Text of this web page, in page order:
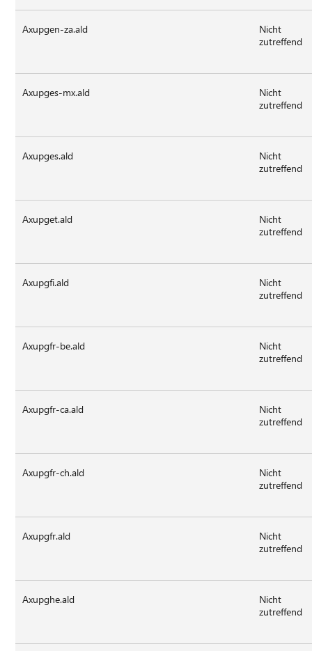
Axupgen-za.ald
Nicht
zutreffend
Axupges-mx.ald
Nicht
zutreffend
Axupges.ald
Nicht
zutreffend
Axupget.ald
Nicht
zutreffend
Axupgfi.ald
Nicht
zutreffend
Axupgfr-be.ald
Nicht
zutreffend
Axupgfr-ca.ald
Nicht
zutreffend
Axupgfr-ch.ald
Nicht
zutreffend
Axupgfr.ald
Nicht
zutreffend
Axupghe.ald
Nicht
zutreffend